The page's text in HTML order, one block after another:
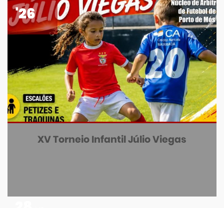
'26
XV Torneio Infantil Júlio Viegas